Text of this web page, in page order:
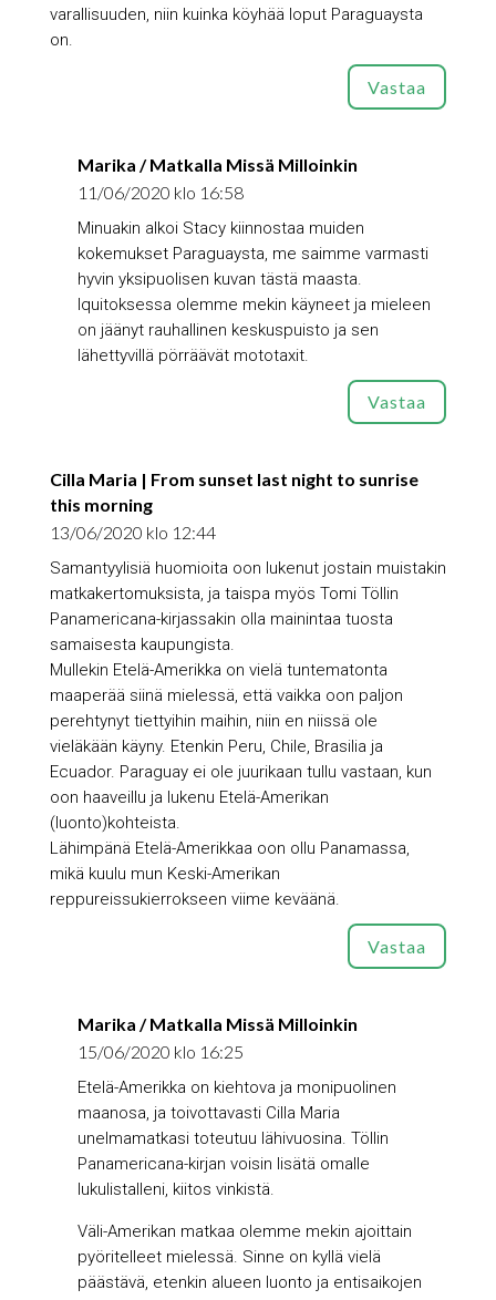
varallisuuden, niin kuinka köyhää loput Paraguaysta
on.
Vastaa
Marika / Matkalla Missä Milloinkin
11/06/2020 klo 16:58
Minuakin alkoi Stacy kiinnostaa muiden
kokemukset Paraguaysta, me saimme varmasti
hyvin yksipuolisen kuvan tästä maasta.
Iquitoksessa olemme mekin käyneet ja mieleen
on jäänyt rauhallinen keskuspuisto ja sen
lähettyvillä pörräävät mototaxit.
Vastaa
Cilla Maria | From sunset last night to sunrise
this morning
13/06/2020 klo 12:44
Samantyylisiä huomioita oon lukenut jostain muistakin
matkakertomuksista, ja taispa myös Tomi Töllin
Panamericana-kirjassakin olla mainintaa tuosta
samaisesta kaupungista.
Mullekin Etelä-Amerikka on vielä tuntematonta
maaperää siinä mielessä, että vaikka oon paljon
perehtynyt tiettyihin maihin, niin en niissä ole
vieläkään käyny. Etenkin Peru, Chile, Brasilia ja
Ecuador. Paraguay ei ole juurikaan tullu vastaan, kun
oon haaveillu ja lukenu Etelä-Amerikan
(luonto)kohteista.
Lähimpänä Etelä-Amerikkaa oon ollu Panamassa,
mikä kuulu mun Keski-Amerikan
reppureissukierrokseen viime keväänä.
Vastaa
Marika / Matkalla Missä Milloinkin
15/06/2020 klo 16:25
Etelä-Amerikka on kiehtova ja monipuolinen
maanosa, ja toivottavasti Cilla Maria
unelmamatkasi toteutuu lähivuosina. Töllin
Panamericana-kirjan voisin lisätä omalle
lukulistalleni, kiitos vinkistä.
Väli-Amerikan matkaa olemme mekin ajoittain
pyöritelleet mielessä. Sinne on kyllä vielä
päästävä, etenkin alueen luonto ja entisaikojen